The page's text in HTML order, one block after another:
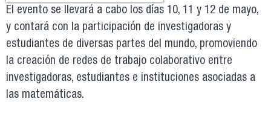
El evento se llevará a cabo los días 10, 11 y 12 de mayo,
y contará con la participación de investigadoras y
estudiantes de diversas partes del mundo, promoviendo
la creación de redes de trabajo colaborativo entre
investigadoras, estudiantes e instituciones asociadas a
las matemáticas.